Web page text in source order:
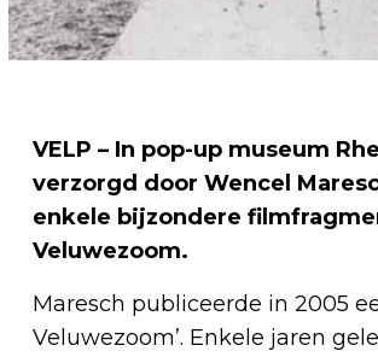
VELP – In pop-up museum
verzorgd door Wencel
enkele bijzondere
Veluwezoom.
Maresch publiceerde in 2005
Veluwezoom’. Enkele jaren